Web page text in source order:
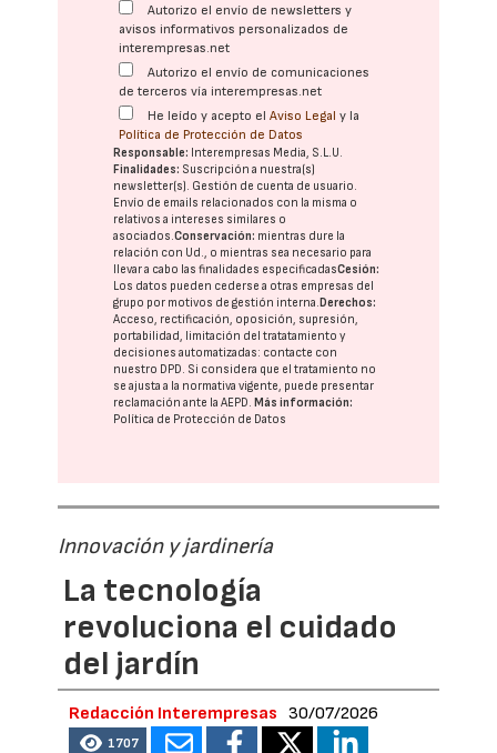
Autorizo el envío de newsletters y
avisos informativos personalizados de
interempresas.net
Autorizo el envío de comunicaciones
de terceros vía interempresas.net
He leído y acepto elAviso Legal y la
Política de Protección de Datos
Responsable: Interempresas Media, S.L.U.
Finalidades: Suscripción a nuestra(s)
newsletter(s). Gestión de cuenta de usuario.
Envío de emails relacionados con la misma o
relativos a intereses similares o
asociados.Conservación: mientras dure la
relación con Ud., o mientras sea necesario para
llevar a cabo las finalidades especificadasCesión:
Los datos pueden cederse a otras empresas del
grupo por motivos de gestión interna.Derechos:
Acceso, rectificación, oposición, supresión,
portabilidad, limitación del tratatamiento y
decisiones automatizadas: contacte con
nuestro DPD. Si considera que el tratamiento no
se ajusta a la normativa vigente, puede presentar
reclamación ante laAEPD.Más información:
Política de Protección de Datos
Innovación y jardinería
La tecnología
revoluciona el cuidado
del jardín
Redacción Interempresas 30/07/2026
1707